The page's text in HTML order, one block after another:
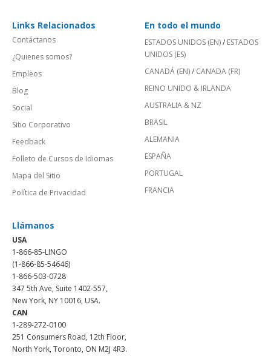
Links Relacionados
Contáctanos
¿Quienes somos?
Empleos
Blog
Social
Sitio Corporativo
Feedback
Folleto de Cursos de Idiomas
Mapa del Sitio
Política de Privacidad
En todo el mundo
ESTADOS UNIDOS (EN)/ ESTADOS
UNIDOS (ES)
CANADÁ (EN)/ CANADA (FR)
REINO UNIDO & IRLANDA
AUSTRALIA & NZ
BRASIL
ALEMANIA
ESPAÑA
PORTUGAL
FRANCIA
Llámanos
USA
1-866-85-LINGO
(1-866-85-54646)
1-866-503-0728
347 5th Ave, Suite 1402-557,
New York, NY 10016, USA.
CAN
1-289-272-0100
251 Consumers Road, 12th Floor,
North York, Toronto, ON M2J 4R3.